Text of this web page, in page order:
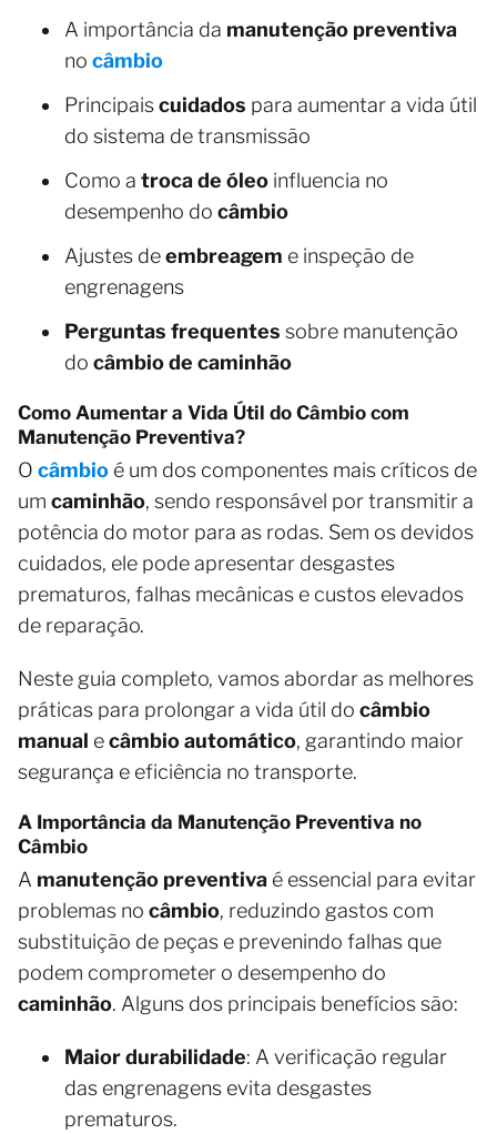
A importância da manutenção preventiva
no câmbio
Principaiscuidados para aumentar a vida útil
do sistema de transmissão
Como a troca de óleo influencia no
desempenho do câmbio
Ajustes deembreagem e inspeção de
engrenagens
Perguntas frequentes sobre manutenção
do câmbio de caminhão
Como Aumentar a Vida Útil do Câmbio com
Manutenção Preventiva?
O câmbio é um dos componentes mais críticos de
um caminhão, sendo responsável por transmitir a
potência do motor para as rodas. Sem os devidos
cuidados, ele pode apresentar desgastes
prematuros, falhas mecânicas e custos elevados
de reparação.
Neste guia completo, vamos abordar as melhores
práticas para prolongar a vida útil do câmbio
manual ecâmbio automático, garantindo maior
segurança e eficiência no transporte.
A Importância da Manutenção Preventiva no
Câmbio
A manutenção preventiva é essencial para evitar
problemas no câmbio, reduzindo gastos com
substituição de peças e prevenindo falhas que
podem comprometer o desempenho do
caminhão. Alguns dos principais benefícios são:
Maior durabilidade: A verificação regular
das engrenagens evita desgastes
prematuros.